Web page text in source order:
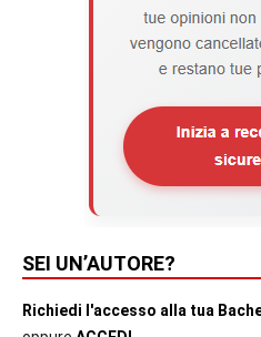
SEI UN’AUTORE?
Richiedi l'accesso alla tua